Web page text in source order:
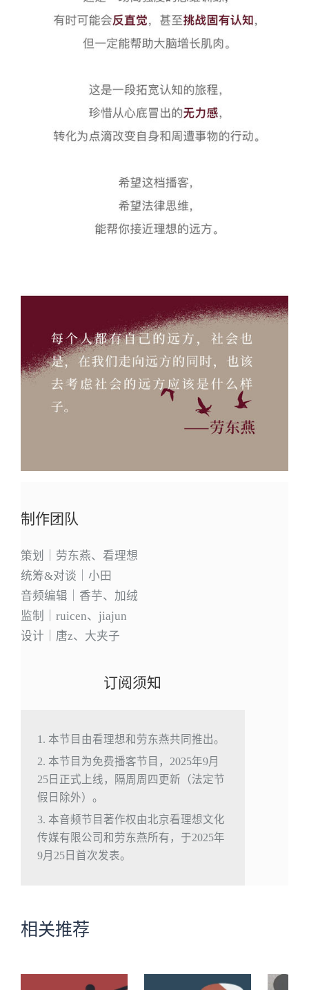
制作团队
策划｜劳东燕、看理想
统筹&对谈｜小田
音频编辑｜香芋、加绒
监制｜ruicen、jiajun
设计｜唐z、大夹子
订阅须知
1. 本节目由看理想和劳东燕共同推出。
2. 本节目为免费播客节目，2025年9月
25日正式上线，隔周周四更新（法定节
假日除外）。
3. 本音频节目著作权由北京看理想文化
传媒有限公司和劳东燕所有，于2025年
9月25日首次发表。
相关推荐